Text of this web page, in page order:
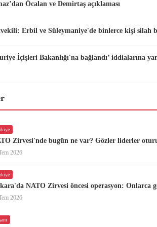
Öcalan ve Demirtaş açıklaması
Erbil ve Süleymaniye'de binlerce kişi silah
İçişleri Bakanlığı'na bağlandı’ iddialarına
Zirvesi'nde bugün ne var? Gözler liderler
2026
NATO Zirvesi öncesi operasyon: Onlarca
2026